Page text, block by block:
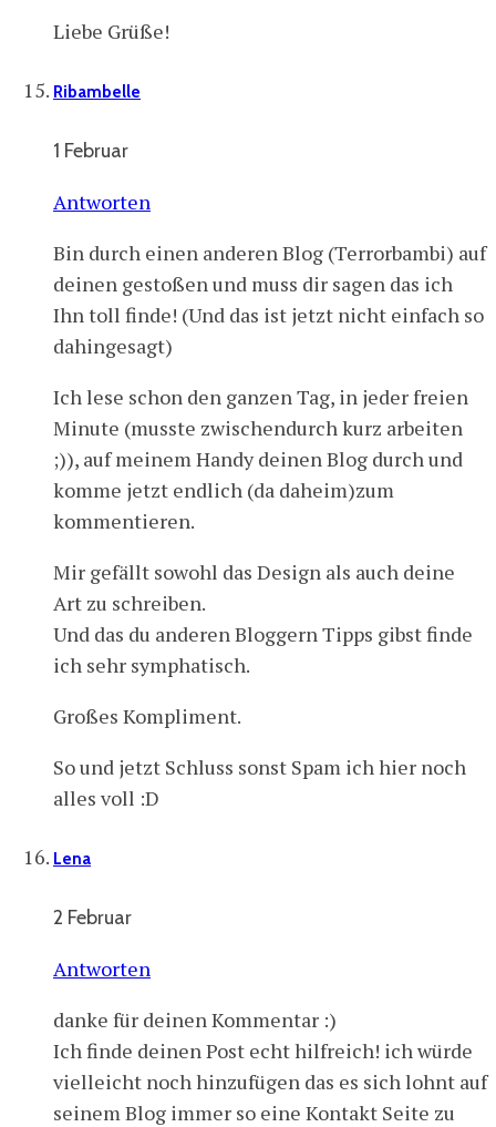
Liebe Grüße!
Ribambelle
1 Februar
Antworten
Bin durch einen anderen Blog (Terrorbambi) auf
deinen gestoßen und muss dir sagen das ich
Ihn toll finde! (Und das ist jetzt nicht einfach so
dahingesagt)
Ich lese schon den ganzen Tag, in jeder freien
Minute (musste zwischendurch kurz arbeiten
;)), auf meinem Handy deinen Blog durch und
komme jetzt endlich (da daheim)zum
kommentieren.
Mir gefällt sowohl das Design als auch deine
Art zu schreiben.
Und das du anderen Bloggern Tipps gibst finde
ich sehr symphatisch.
Großes Kompliment.
So und jetzt Schluss sonst Spam ich hier noch
alles voll :D
Lena
2 Februar
Antworten
danke für deinen Kommentar :)
Ich finde deinen Post echt hilfreich! ich würde
vielleicht noch hinzufügen das es sich lohnt auf
seinem Blog immer so eine Kontakt Seite zu